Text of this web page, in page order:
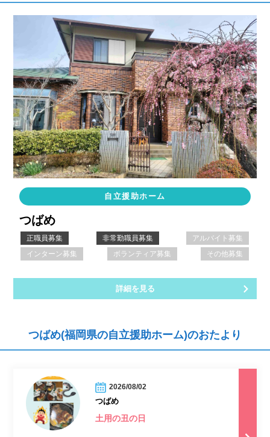
自立援助ホーム
つばめ
正職員募集 非常勤職員募集
アルバイト募集
インターン募集
ボランティア募集 その他募集
詳細を見る
つばめ(福岡県の自立援助ホーム)のおたより
2026/08/02
つばめ
土用の丑の日